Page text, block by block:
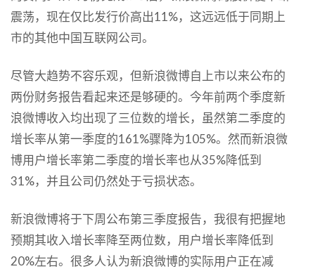
震荡，现在仅比发行价高出11%，这远远低于同期上
市的其他中国互联网公司。
尽管大趋势不容乐观，但新浪微博自上市以来公布的
两份财务报告看起来还是够硬的。今年前两个季度新
浪微博收入均出现了三位数的增长，虽然第二季度的
增长率从第一季度的161%骤降为105%。然而新浪微
博用户增长率第二季度的增长率也从35%降低到
31%，并且公司仍然处于亏损状态。
新浪微博将于下周公布第三季度报告，我很有把握地
预期其收入增长率降至两位数，用户增长率降低到
20%左右。很多人认为新浪微博的实际用户正在减